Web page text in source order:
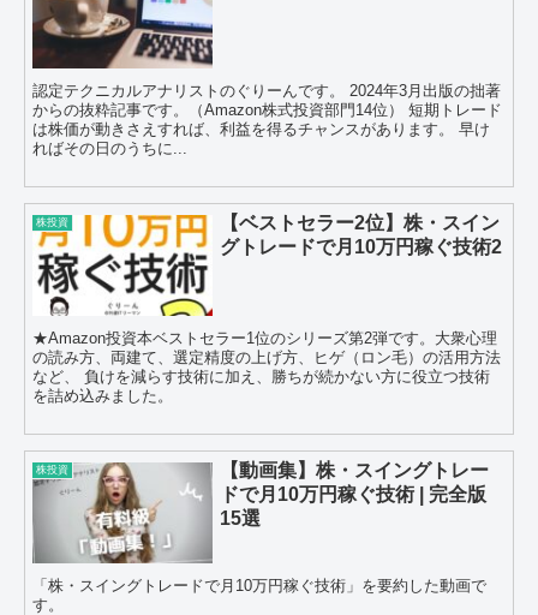
認定テクニカルアナリストのぐりーんです。 2024年3月出版の拙著
からの抜粋記事です。（Amazon株式投資部門14位） 短期トレード
は株価が動きさえすれば、利益を得るチャンスがあります。 早け
ればその日のうちに...
株投資
【ベストセラー2位】株・スイン
グトレードで月10万円稼ぐ技術2
★Amazon投資本ベストセラー1位のシリーズ第2弾です。大衆心理
の読み方、両建て、選定精度の上げ方、ヒゲ（ロン毛）の活用方法
など、 負けを減らす技術に加え、勝ちが続かない方に役立つ技術
を詰め込みました。
株投資
【動画集】株・スイングトレー
ドで月10万円稼ぐ技術 | 完全版
15選
「株・スイングトレードで月10万円稼ぐ技術」を要約した動画で
す。